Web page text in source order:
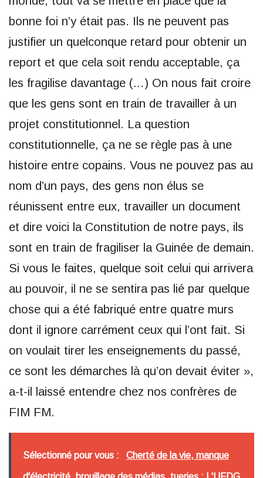
bonne foi n’y était pas. Ils ne peuvent pas
justifier un quelconque retard pour obtenir un
report et que cela soit rendu acceptable, ça
les fragilise davantage (…) On nous fait croire
que les gens sont en train de travailler à un
projet constitutionnel. La question
constitutionnelle, ça ne se règle pas à une
histoire entre copains. Vous ne pouvez pas au
nom d’un pays, des gens non élus se
réunissent entre eux, travailler un document
et dire voici la Constitution de notre pays, ils
sont en train de fragiliser la Guinée de demain.
Si vous le faites, quelque soit celui qui arrivera
au pouvoir, il ne se sentira pas lié par quelque
chose qui a été fabriqué entre quatre murs
dont il ignore carrément ceux qui l’ont fait. Si
on voulait tirer les enseignements du passé,
ce sont les démarches là qu’on devait éviter »,
a-t-il laissé entendre chez nos confrères de
FIM FM.
Sélectionné pour vous : Cherté de la vie, manque